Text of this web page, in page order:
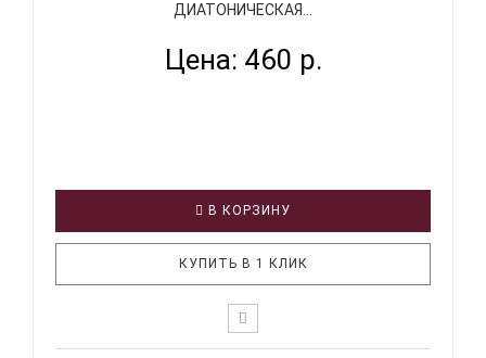
ДИАТОНИЧЕСКАЯ...
Цена: 460 р.
В КОРЗИНУ
КУПИТЬ В 1 КЛИК